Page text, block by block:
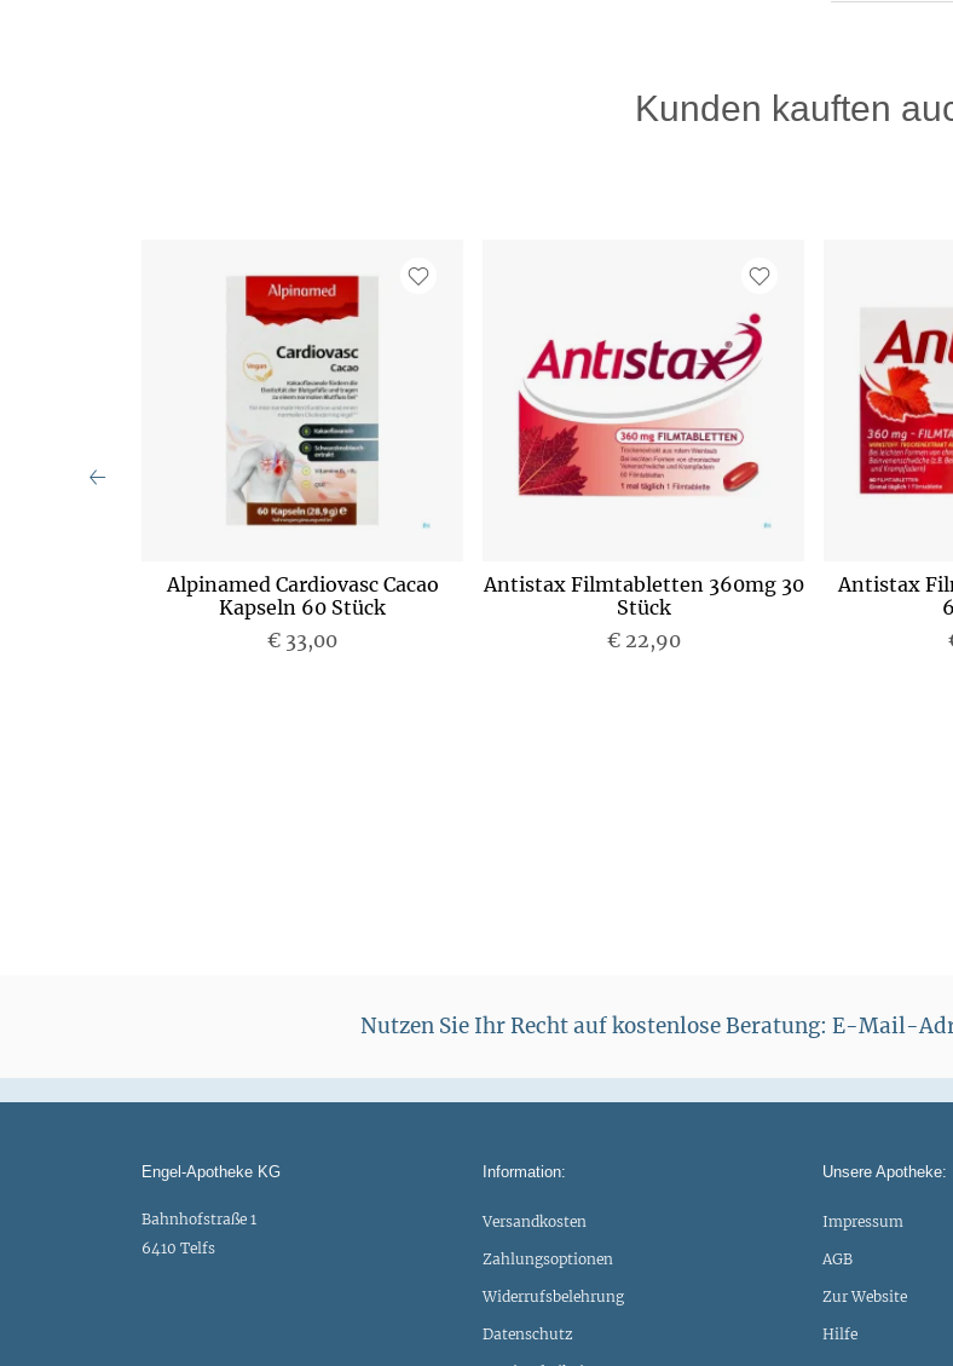
Kunden kauften
Alpinamed Cardiovasc Cacao
Kapseln 60 Stück
€ 33,00
Antistax Filmtabletten 360mg 30
Stück
€ 22,90
Antistax
P
Nutzen Sie Ihr Recht auf kostenlose Beratung: E-Mail-
Engel-Apotheke KG
Bahnhofstraße 1
6410 Telfs
Information:
Versandkosten
Zahlungsoptionen
Widerrufsbelehrung
Datenschutz
Unsere Apotheke:
Impressum
AGB
Zur Website
Hilfe